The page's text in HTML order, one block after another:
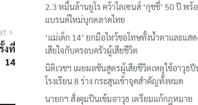
งที่
14
2.3 หมื่นล้านยูโร คว้าไลเซนส์ ‘กุชชี่’ 50 ปี พร้
แบรนด์ใหม่บุกตลาดไทย
‘แม่เด็ก 14’ ยกมือไหว้ขอโทษทั้งน้ำตาและแส
เสียใจกับครอบครัวผู้เสียชีวิต
นิติเวชฯ เผยผลชันสูตรผู้เสียชีวิตเหตุใช้อาวุธปื
โรงเรียน 8 ร่าง กระสุนเข้าจุดสำคัญทั้งหมด
นายกฯ สั่งคุมปืนเข้มอาวุธ เตรียมแก้กฎหมาย